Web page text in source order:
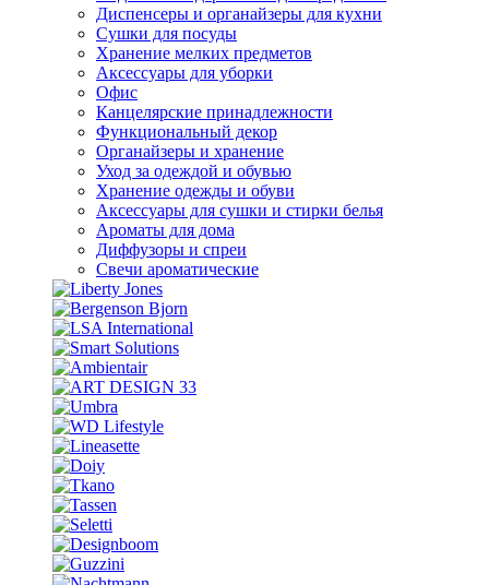
Диспенсеры и органайзеры для кухни
Сушки для посуды
Хранение мелких предметов
Аксессуары для уборки
Офис
Канцелярские принадлежности
Функциональный декор
Органайзеры и хранение
Уход за одеждой и обувью
Хранение одежды и обуви
Аксессуары для сушки и стирки белья
Ароматы для дома
Диффузоры и спреи
Свечи ароматические